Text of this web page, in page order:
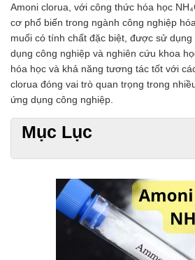
Chất phụ gia chống đông vón
Chất phụ gia tạo cấu trúc
Chất phụ gia bảo quản
Chất phụ gia nem giò chả
Chất phụ gia bún mì phở
Chất phụ gia bánh kẹo kem
Chất phụ gia nước giải khát
Chất phụ gia xúc xích
Chất phụ gia nước mắm
Chất phụ gia đậu hũ
HÓA CHẤT TẨY RỬA
Tẩy rửa công nghiệp
Amoni clorua, với công thức hóa học
cơ phổ biến trong ngành công nghiệp
muối có tính chất đặc biệt, được sử
dụng công nghiệp và nghiên cứu khoa
hóa học và khả năng tương tác tốt với
clorua đóng vai trò quan trọng trong
ứng dụng công nghiệp.
Mục Lục